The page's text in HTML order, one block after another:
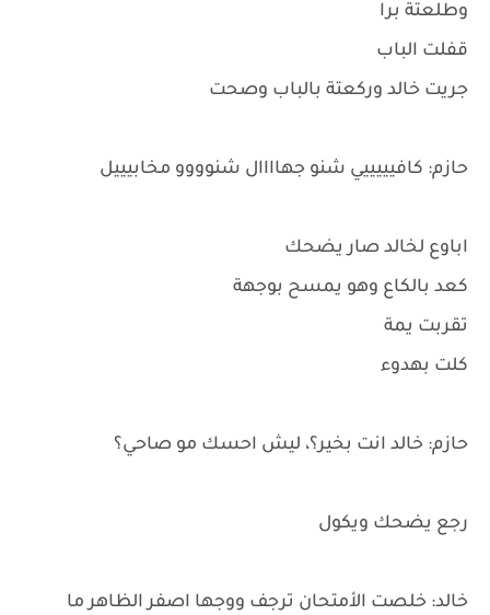
وطلعتة برا
قفلت الباب
جريت خالد وركعتة بالباب وصحت
حازم: كافيييييي شنو جهاااال شنوووو مخابيييل
اباوع لخالد صار يضحك
كعد بالكاع وهو يمسح بوجهة
تقربت يمة
كلت بهدوء
حازم: خالد انت بخير؟، ليش احسك مو صاحي؟
رجع يضحك ويكول
خالد: خلصت الأمتحان ترجف ووجها اصفر الظاهر ما